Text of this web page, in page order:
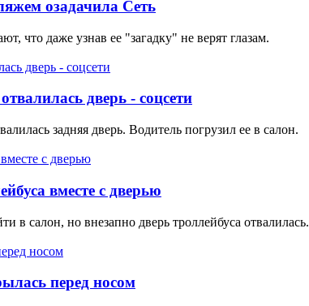
озадачила Сеть
что даже узнав ее "загадку" не верят глазам.
дверь - соцсети
задняя дверь. Водитель погрузил ее в салон.
вместе с дверью
в салон, но внезапно дверь троллейбуса отвалилась.
перед носом